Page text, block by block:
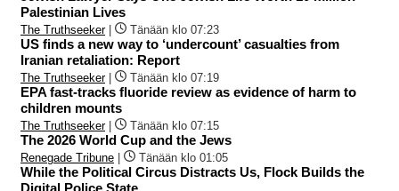
Palestinian Lives
The Truthseeker| Tänään klo 07:23
US finds a new way to ‘undercount’ casualties from
Iranian retaliation: Report
The Truthseeker| Tänään klo 07:19
EPA fast-tracks fluoride review as evidence of harm to
children mounts
The Truthseeker| Tänään klo 07:15
The 2026 World Cup and the Jews
Renegade Tribune | Tänään klo 01:05
While the Political Circus Distracts Us, Flock Builds the
Digital Police State